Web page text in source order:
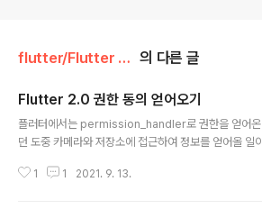
flutter/Flutter 정보 의 다른 글
Flutter 2.0 권한 동의 얻어오기
플러터에서는 permission_handler로 권한을 얻어
던 도중 카메라와 저장소에 접근하여 정보를 얻어올 일
on_handler를 통해 문제를 해결했습니다. 지금부터 그
1 1 2021. 9. 13.